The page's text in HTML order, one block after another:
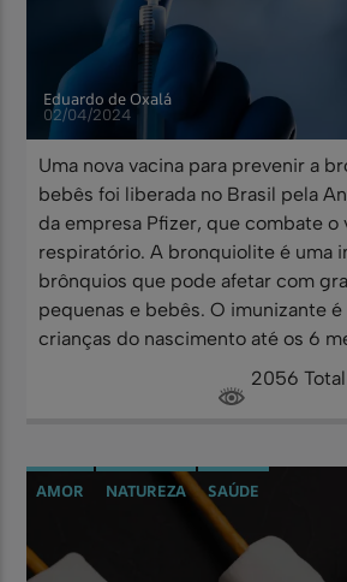
Eduardo de Oxalá
02/04/2024
Uma nova vacina para prevenir a
bebês foi liberada no Brasil pela
da empresa Pfizer, que combate o
respiratório. A bronquiolite é uma
brônquios que pode afetar com
pequenas e bebês. O imunizante
crianças do nascimento até os 6
2056
AMOR NATUREZA SAÚDE